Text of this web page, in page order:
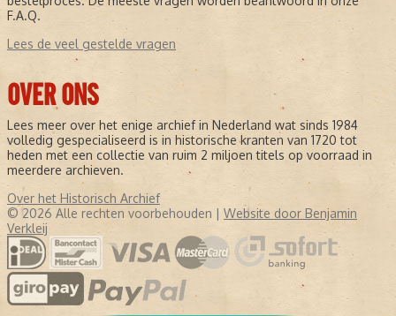
F.A.Q.
Lees de veel gestelde vragen
OVER ONS
Lees meer over het enige archief in Nederland wat sinds 1984
volledig gespecialiseerd is in historische kranten van 1720 tot
heden met een collectie van ruim 2 miljoen titels op voorraad in
meerdere archieven.
Over het Historisch Archief
© 2026 Alle rechten voorbehouden | Website door Benjamin
Verkleij